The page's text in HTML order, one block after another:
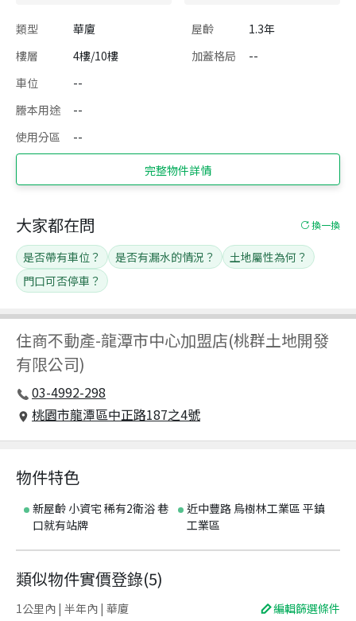
類型 華廈 屋齡
1.3年
樓層
4樓/10樓 加蓋格局
--
車位
--
謄本用途
--
使用分區
--
完整物件詳情
住商不動產-龍潭市中心加盟店(桃群土地開發
有限公司)
03-4992-298
桃園市龍潭區中正路187之4號
大家都在問 換一換
是否帶有車位？ 是否有漏水的情況？
土地屬性為何？
門口可否停車？
物件特色
新屋齡 小資宅 稀有2衛浴 巷
口就有站牌
近中豐路 烏樹林工業區 平鎮
工業區
類似物件實價登錄(5)
1公里內 | 半年內 | 華廈 編輯篩選條件